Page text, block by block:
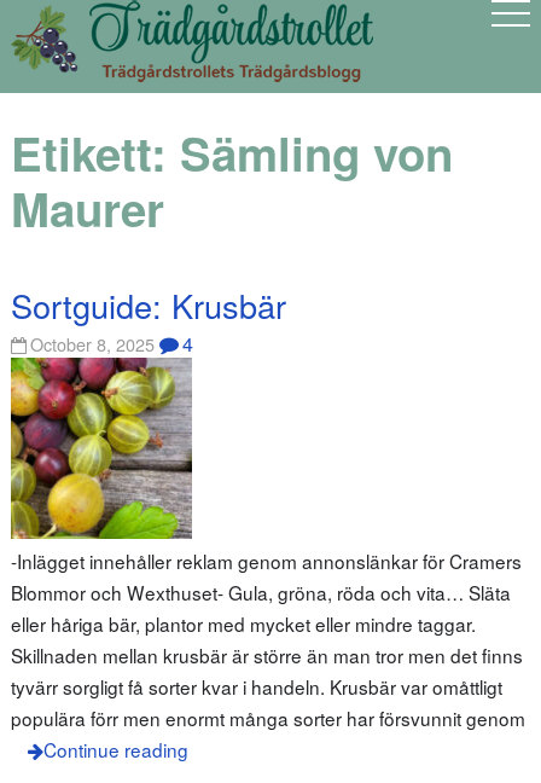
Etikett: Sämling von
Maurer
Sortguide: Krusbär
October 8, 2025 4
-Inlägget innehåller reklam genom annonslänkar för Cramers
Blommor och Wexthuset- Gula, gröna, röda och vita… Släta
eller håriga bär, plantor med mycket eller mindre taggar.
Skillnaden mellan krusbär är större än man tror men det finns
tyvärr sorgligt få sorter kvar i handeln. Krusbär var omåttligt
populära förr men enormt många sorter har försvunnit genom
Continue reading